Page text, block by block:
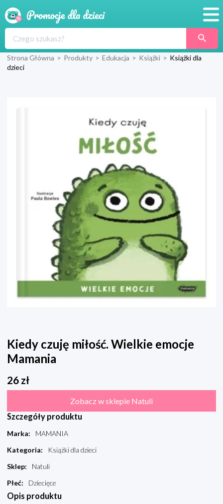
Produkty
Strona Główna > Produkty > Edukacja > Książki > Książki dla
dzieci
Kiedy czuję miłość. Wielkie emocje
Mamania
26 zł
Zobacz w sklepie Natuli
Szczegóły produktu
Marka:
MAMANIA
Kategoria:
Książki dla dzieci
Sklep:
Natuli
Płeć: Dziecięce
Opis produktu